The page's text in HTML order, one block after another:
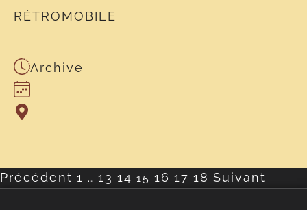
RÉTROMOBILE
Archive
Précédent 1 … 13 14 15 16 17 18 Suivant